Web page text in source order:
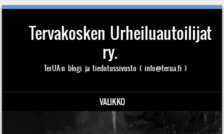
Tervakosken Urheiluautoilijat
ry.
TerUA:n blogi ja tiedotussivusto ( info@terua.fi )
VALIKKO